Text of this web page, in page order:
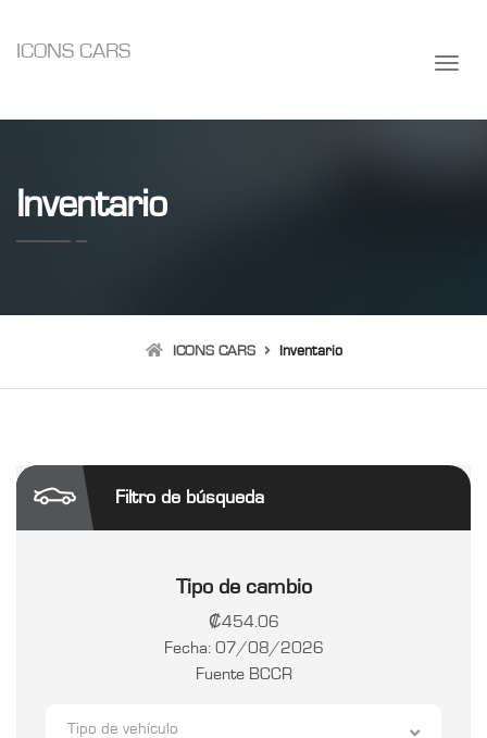
ICONS CARS
Inventario
ICONS CARS Inventario
Filtro de búsqueda
Tipo de cambio
₡454.06
Fecha: 07/08/2026
Fuente BCCR
Tipo de vehículo